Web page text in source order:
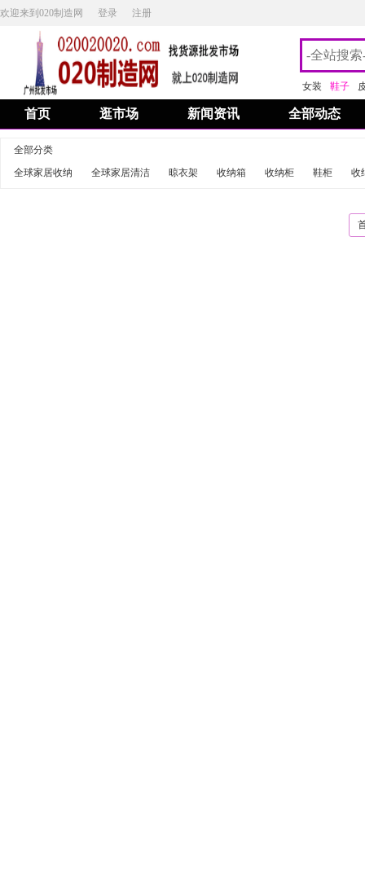
欢迎来到020制造网 登录 注册
女装 鞋子
首页 逛市场 新闻资讯 全部动态
全部分类
全球家居收纳
全球家居清洁 晾衣架 收纳箱 收纳柜 鞋柜 收